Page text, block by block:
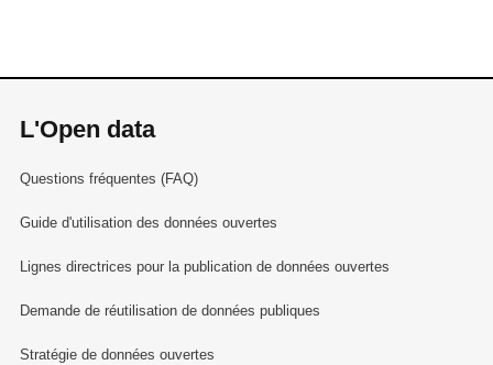
L'Open data
Questions fréquentes (FAQ)
Guide d'utilisation des données ouvertes
Lignes directrices pour la publication de données ouvertes
Demande de réutilisation de données publiques
Stratégie de données ouvertes